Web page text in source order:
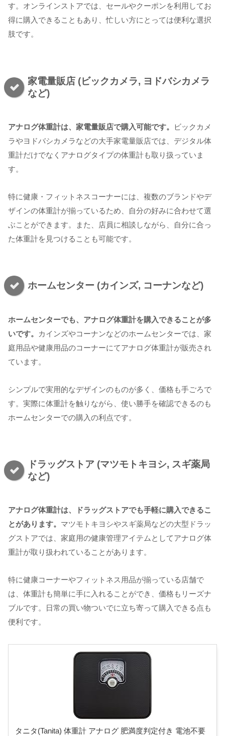
す。オンラインストアでは、セールやクーポンを利用してお
得に購入できることもあり、忙しい方にとっては便利な選択
肢です。
家電量販店 (ビックカメラ, ヨドバシカメラ
など)
アナログ体重計は、家電量販店で購入可能です。
ビックカメ
ラやヨドバシカメラなどの大手家電量販店では、デジタル体
重計だけでなくアナログタイプの体重計も取り扱っていま
す。
特に健康・フィットネスコーナーには、複数のブランドやデ
ザインの体重計が揃っているため、自分の好みに合わせて選
ぶことができます。また、店員に相談しながら、自分に合っ
た体重計を見つけることも可能です。
ホームセンター (カインズ, コーナンなど)
ホームセンターでも、アナログ体重計を購入できることが多
いです。
カインズやコーナンなどのホームセンターでは、家
庭用品や健康用品のコーナーにてアナログ体重計が販売され
ています。
シンプルで実用的なデザインのものが多く、価格も手ごろで
す。実際に体重計を触りながら、使い勝手を確認できるのも
ホームセンターでの購入の利点です。
ドラッグストア (マツモトキヨシ, スギ薬局
など)
アナログ体重計は、ドラッグストアでも手軽に購入できるこ
とがあります。 マツモトキヨシやスギ薬局などの大型ドラッ
グストアでは、家庭用の健康管理アイテムとしてアナログ体
重計が取り扱われていることがあります。
特に健康コーナーやフィットネス用品が揃っている店舗で
は、体重計も簡単に手に入れることができ、価格もリーズナ
ブルです。日常の買い物ついでに立ち寄って購入できる点も
便利です。
タニタ(Tanita) 体重計 アナログ 肥満度判定付き 電池不要